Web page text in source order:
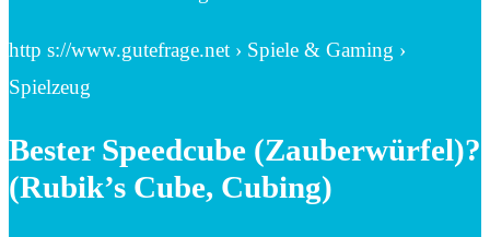
http s://www.gutefrage.net › Spiele & Gaming ›
Spielzeug
Bester Speedcube (Zauberwürfel)?
(Rubik’s Cube, Cubing)